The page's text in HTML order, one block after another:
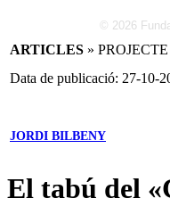
© 2026
ARTICLES » PROJECTE
Data de publicació: 27-10-
JORDI BILBENY
El tabú del